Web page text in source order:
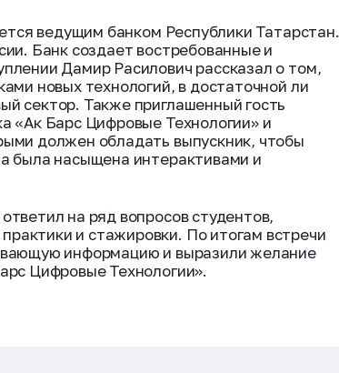
ведущим банком Республики Татарстан.
Банк создает востребованные и
Дамир Расилович рассказал о том,
новых технологий, в достаточной ли
сектор. Также приглашенный гость
«Ак Барс Цифровые Технологии» и
должен обладать выпускник, чтобы
была насыщена интерактивами и
на ряд вопросов студентов,
и стажировки. По итогам встречи
информацию и выразили желание
Цифровые Технологии».